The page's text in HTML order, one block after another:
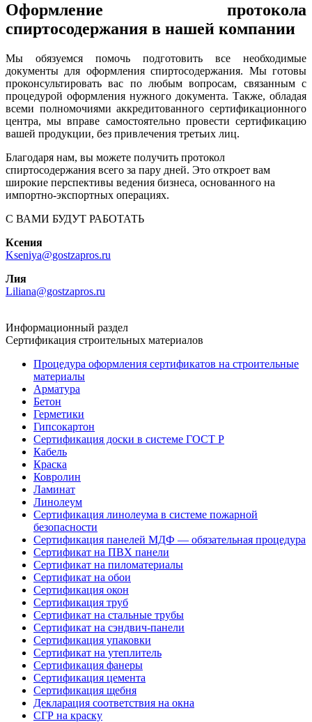
Оформление протокола
спиртосодержания в нашей компании
Мы обязуемся помочь подготовить все необходимые
документы для оформления спиртосодержания. Мы готовы
проконсультировать вас по любым вопросам, связанным с
процедурой оформления нужного документа. Также, обладая
всеми полномочиями аккредитованного сертификационного
центра, мы вправе самостоятельно провести сертификацию
вашей продукции, без привлечения третьих лиц.
Благодаря нам, вы можете получить протокол
спиртосодержания всего за пару дней. Это откроет вам
широкие перспективы ведения бизнеса, основанного на
импортно-экспортных операциях.
С ВАМИ БУДУТ РАБОТАТЬ
Ксения
Kseniya@gostzapros.ru
Лия
Liliana@gostzapros.ru
Информационный раздел
Сертификация строительных материалов
Процедура оформления сертификатов на строительные
материалы
Арматура
Бетон
Герметики
Гипсокартон
Сертификация доски в системе ГОСТ Р
Кабель
Краска
Ковролин
Ламинат
Линолеум
Сертификация линолеума в системе пожарной
безопасности
Сертификация панелей МДФ — обязательная процедура
Сертификат на ПВХ панели
Сертификат на пиломатериалы
Сертификат на обои
Сертификация окон
Сертификация труб
Сертификат на стальные трубы
Сертификат на сэндвич-панели
Сертификация упаковки
Сертификат на утеплитель
Сертификация фанеры
Сертификация цемента
Сертификация щебня
Декларация соответствия на окна
СГР на краску